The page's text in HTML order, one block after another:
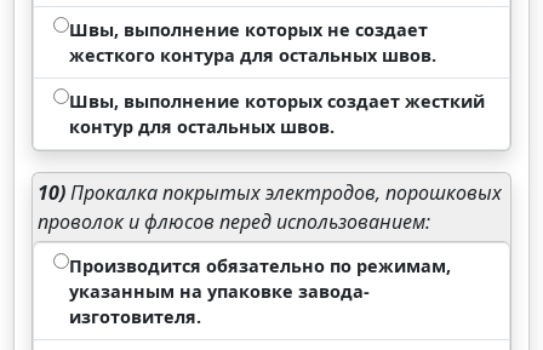
Швы, выполнение которых не создает
жесткого контура для остальных швов.
Швы, выполнение которых создает жесткий
контур для остальных швов.
10)Прокалка покрытых электродов, порошковых
проволок и флюсов перед использованием:
Производится обязательно по режимам,
указанным на упаковке завода-
изготовителя.